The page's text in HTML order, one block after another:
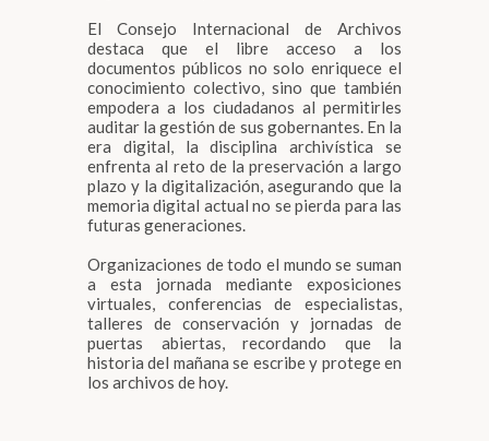
El Consejo Internacional de Archivos
destaca que el libre acceso a los
documentos públicos no solo enriquece el
conocimiento colectivo, sino que también
empodera a los ciudadanos al permitirles
auditar la gestión de sus gobernantes. En la
era digital, la disciplina archivística se
enfrenta al reto de la preservación a largo
plazo y la digitalización, asegurando que la
memoria digital actual no se pierda para las
futuras generaciones.
Organizaciones de todo el mundo se suman
a esta jornada mediante exposiciones
virtuales, conferencias de especialistas,
talleres de conservación y jornadas de
puertas abiertas, recordando que la
historia del mañana se escribe y protege en
los archivos de hoy.